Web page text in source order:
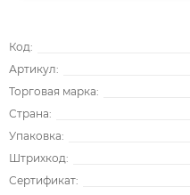
Код:
Артикул:
Торговая марка:
Страна:
Упаковка:
Штрихкод:
Сертификат: